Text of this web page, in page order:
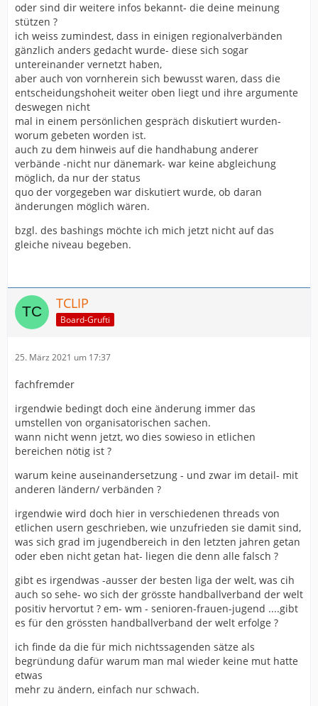
oder sind dir weitere infos bekannt- die deine meinung
stützen ?
ich weiss zumindest, dass in einigen regionalverbänden
gänzlich anders gedacht wurde- diese sich sogar
untereinander vernetzt haben,
aber auch von vornherein sich bewusst waren, dass die
entscheidungshoheit weiter oben liegt und ihre argumente
deswegen nicht
mal in einem persönlichen gespräch diskutiert wurden-
worum gebeten worden ist.
auch zu dem hinweis auf die handhabung anderer
verbände -nicht nur dänemark- war keine abgleichung
möglich, da nur der status
quo der vorgegeben war diskutiert wurde, ob daran
änderungen möglich wären.
bzgl. des bashings möchte ich mich jetzt nicht auf das
gleiche niveau begeben.
TCLIP
Board-Grufti
25. März 2021 um 17:37
fachfremder
irgendwie bedingt doch eine änderung immer das
umstellen von organisatorischen sachen.
wann nicht wenn jetzt, wo dies sowieso in etlichen
bereichen nötig ist ?
warum keine auseinandersetzung - und zwar im detail- mit
anderen ländern/ verbänden ?
irgendwie wird doch hier in verschiedenen threads von
etlichen usern geschrieben, wie unzufrieden sie damit sind,
was sich grad im jugendbereich in den letzten jahren getan
oder eben nicht getan hat- liegen die denn alle falsch ?
gibt es irgendwas -ausser der besten liga der welt, was cih
auch so sehe- wo sich der grösste handballverband der welt
positiv hervortut ? em- wm - senioren-frauen-jugend ....gibt
es für den grössten handballverband der welt erfolge ?
ich finde da die für mich nichtssagenden sätze als
begründung dafür warum man mal wieder keine mut hatte
etwas
mehr zu ändern, einfach nur schwach.